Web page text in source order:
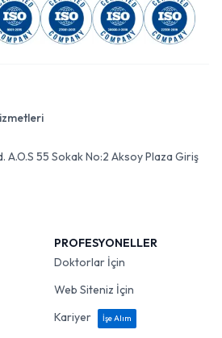
A.O.S 55 Sokak No:2 Aksoy Plaza Giriş
PROFESYONELLER
Doktorlar İçin
Web Siteniz İçin
Kariyer
İşe Alım